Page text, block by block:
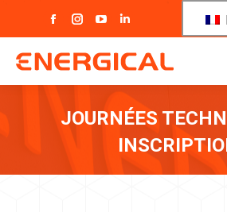
La
page
Facebook
dans
une
nouvelle
La
page
Instagram
dans
une
nouvelle
La
page
YouTube
dans
une
nouvelle
fenêtre
page
LinkedIn
dans
une
nouvelle
fenêtre
JOURNÉES
Vous